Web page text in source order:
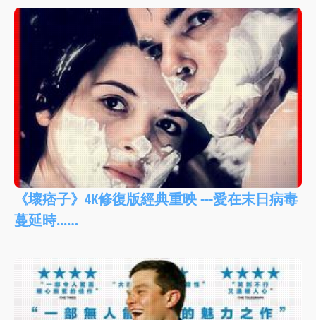
《壞痞子》4K修復版經典重映 ---愛在末日病毒
蔓延時...…